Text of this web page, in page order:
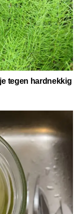
tegen hardnekkig